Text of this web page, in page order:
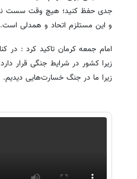
جدی حفظ کنید؛ هیچ وقت سست
و این مستلزم اتحاد و همدلی است.
امام جمعه کرمان تاکید کرد : در
زیرا کشور در شرایط جنگی قرار
زیرا ما در جنگ خسارت‌هایی دیدیم.